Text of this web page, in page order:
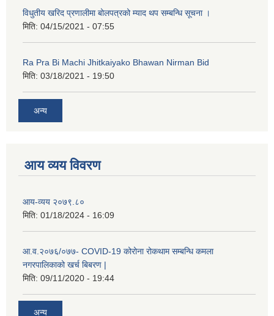
विधुतीय खरिद प्रणालीमा बोलपत्रको म्याद थप सम्बन्धि सूचना ।
मिति: 04/15/2021 - 07:55
Ra Pra Bi Machi Jhitkaiyako Bhawan Nirman Bid
मिति: 03/18/2021 - 19:50
अन्य
आय व्यय विवरण
आय-व्यय २०७९.८०
मिति: 01/18/2024 - 16:09
आ.व.२०७६/०७७- COVID-19 कोरोना रोकथाम सम्बन्धि कमला
नगरपालिकाको खर्च बिबरण |
मिति: 09/11/2020 - 19:44
अन्य